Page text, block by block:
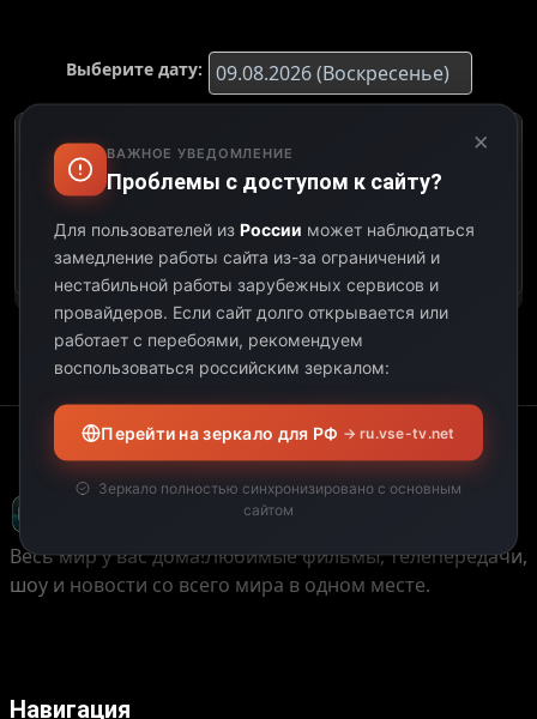
Выберите дату:
К сожалению, этот
телеканал не
программу передач на
выбранную дату.
Весь мир у вас дома!Любимые фильмы, телепередачи,
шоу и новости со всего мира в одном месте.
Навигация
×
ВАЖНОЕ УВЕДОМЛЕНИЕ
Проблемы с доступом к сайту?
Для пользователей из России может наблюдаться
замедление работы сайта из-за ограничений и
нестабильной работы зарубежных сервисов и
провайдеров. Если сайт долго открывается или
работает с перебоями, рекомендуем
воспользоваться российским зеркалом:
Перейти на зеркало для РФ → ru.vse-tv.net
Зеркало полностью синхронизировано с основным
сайтом